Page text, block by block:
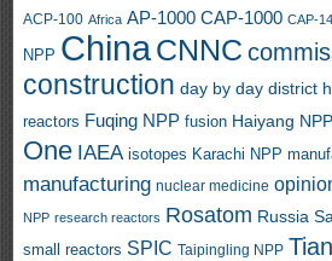
ACP-100 Africa AP-1000 CAP-1000 CAP-
NPP ChinaCNNC
construction day by day district
reactors Fuqing NPP fusion Haiyang NPP
One IAEA isotopes Karachi NPP
manufacturing nuclear medicine
NPP research reactors Rosatom Russia
small reactors SPIC Taipingling NPP